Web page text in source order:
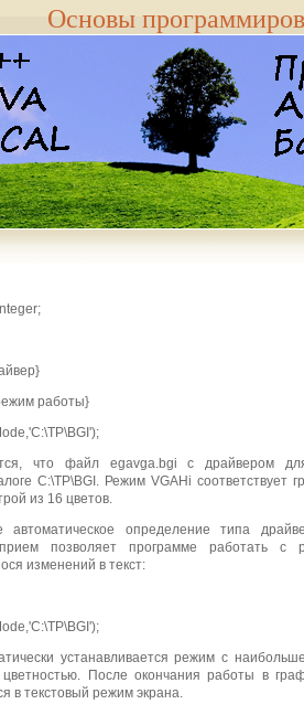
Основы
работы}
что файл egavga.bgi с драйвером
C:\TP\BGI. Режим VGAHi соответствует
из 16 цветов.
автоматическое определение типа
позволяет программе работать с
изменений в текст:
устанавливается режим с
После окончания работы в
в текстовый режим экрана.